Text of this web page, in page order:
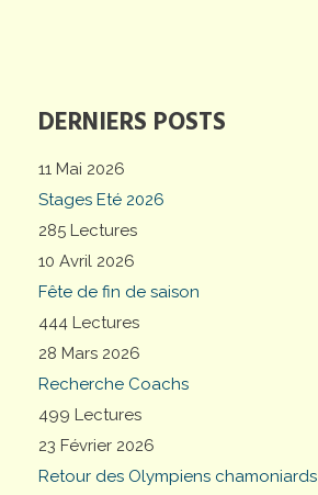
DERNIERS POSTS
11 Mai 2026
Stages Eté 2026
285 Lectures
10 Avril 2026
Fête de fin de saison
444 Lectures
28 Mars 2026
Recherche Coachs
499 Lectures
23 Février 2026
Retour des Olympiens chamoniards